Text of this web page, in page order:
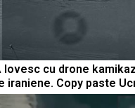
lovesc cu drone
iraniene. Copy paste